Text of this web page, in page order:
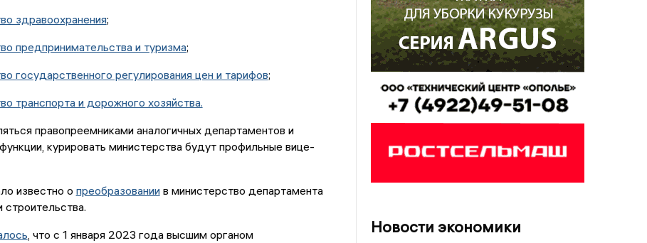
здравоохранения;
предпринимательства и туризма;
государственного регулирования цен и тарифов;
транспорта и дорожного хозяйства.
правопреемниками аналогичных департаментов и
курировать министерства будут профильные вице-
известно о преобразованиив министерство департамента
строительства.
, что с 1 января 2023 года высшим органом
Новости экономики